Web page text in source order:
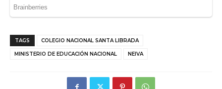
TAGS COLEGIO NACIONAL SANTA LIBRADA
MINISTERIO DE EDUCACIÓN NACIONAL NEIVA